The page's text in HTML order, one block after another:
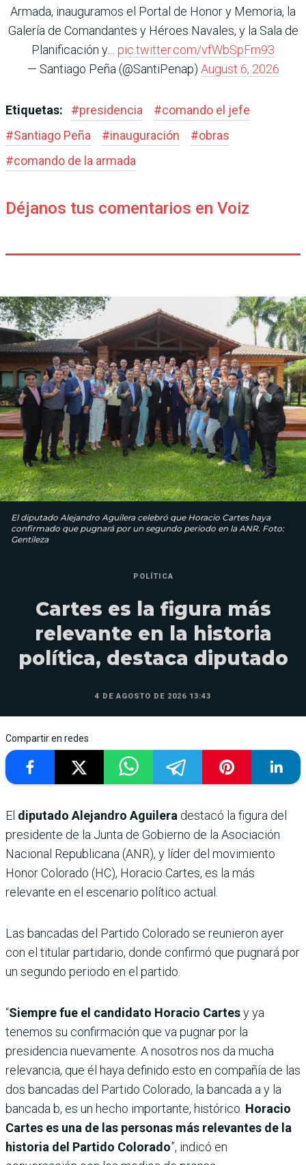
Armada, inauguramos el Portal de Honor y Memoria, la
Galería de Comandantes y Héroes Navales, y la Sala de
Planificación y… pic.twitter.com/vfWbSpFm93
— Santiago Peña (@SantiPenap) August 6, 2026
Etiquetas: #presidencia #comando el jefe
#Santiago Peña #inauguración #obras
#comando de la armada
Déjanos tus comentarios en Voiz
El diputado Alejandro Aguilera celebró que Horacio Cartes haya
confirmado que pugnará por un segundo periodo en la ANR. Foto:
Gentileza
POLÍTICA
Cartes es la figura más
relevante en la historia
política, destaca diputado
4 DE AGOSTO DE 2026 13:43
Compartir en redes
El diputado Alejandro Aguilera destacó la figura del
presidente de la Junta de Gobierno de la Asociación
Nacional Republicana (ANR), y líder del movimiento
Honor Colorado (HC), Horacio Cartes, es la más
relevante en el escenario político actual.
Las bancadas del Partido Colorado se reunieron ayer
con el titular partidario, donde confirmó que pugnará por
un segundo periodo en el partido.
“Siempre fue el candidato Horacio Cartesy ya
tenemos su confirmación que va pugnar por la
presidencia nuevamente. A nosotros nos da mucha
relevancia, que él haya definido esto en compañía de las
dos bancadas del Partido Colorado, la bancada a y la
bancada b, es un hecho importante, histórico. Horacio
Cartes es una de las personas más relevantes de la
historia del Partido Colorado”, indicó en